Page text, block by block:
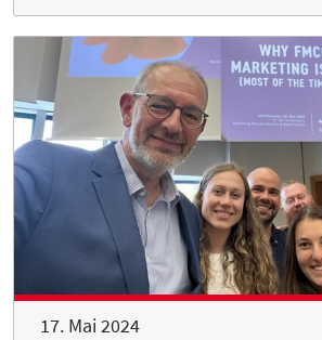
17. Mai 2024